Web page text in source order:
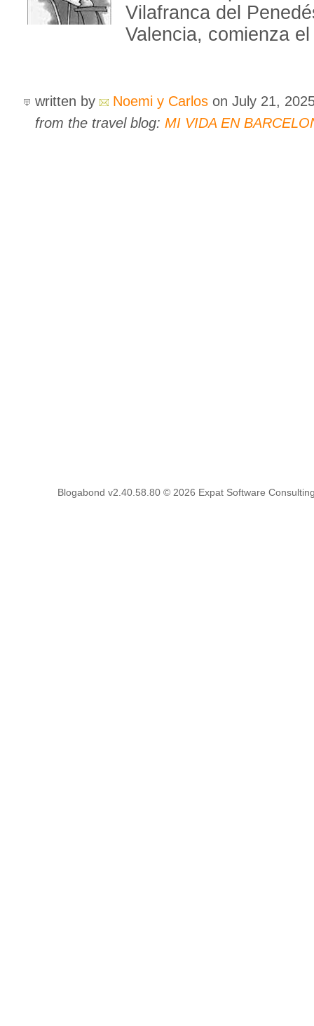
Vilafranca del
Valencia, comienza
written by Noemi y Carlos on July 21,
from the travel blog: MI VIDA EN
Blogabond v2.40.58.80 © 2026 Expat Software